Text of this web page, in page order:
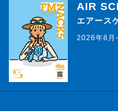
AIR
エアース
2026年8月